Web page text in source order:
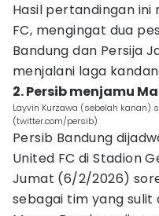
Hasil pertandingan ini
FC, mengingat dua
Bandung dan Persija
menjalani laga
2. Persib menjamu
Layvin Kurzawa (sebelah
(twitter.com/persib)
Persib Bandung
United FC di Stadion
Jumat (6/2/2026)
sebagai tim yang